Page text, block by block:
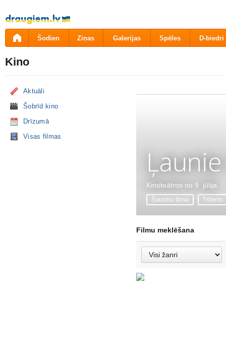
Pāriet
uz
saturu
Šodien Ziņas Galerijas Spēles D-biedri
Kino
Aktuāli
Šobrīd kino
Drīzumā
Visas filmas
Kinoteātros no 9. jūlija
Šausmu filma Trilleris
Filmu meklēšana